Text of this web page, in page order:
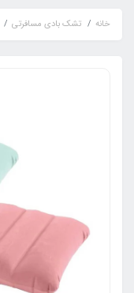
خانه تشک بادی مسافرتی